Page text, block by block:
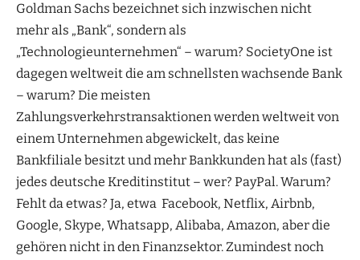
Goldman Sachs bezeichnet sich inzwischen nicht
mehr als „Bank“, sondern als
„Technologieunternehmen“ – warum? SocietyOne ist
dagegen weltweit die am schnellsten wachsende Bank
– warum? Die meisten
Zahlungsverkehrstransaktionen werden weltweit von
einem Unternehmen abgewickelt, das keine
Bankfiliale besitzt und mehr Bankkunden hat als (fast)
jedes deutsche Kreditinstitut – wer? PayPal. Warum?
Fehlt da etwas? Ja, etwa Facebook, Netflix, Airbnb,
Google, Skype, Whatsapp, Alibaba, Amazon, aber die
gehören nicht in den Finanzsektor. Zumindest noch